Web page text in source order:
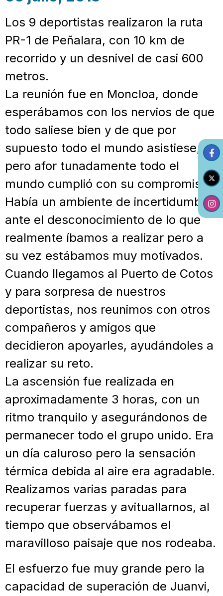
Los 9 deportistas realizaron la ruta
PR-1 de Peñalara, con 10 km de
recorrido y un desnivel de casi 600
metros.
La reunión fue en Moncloa, donde
esperábamos con los nervios de que
todo saliese bien y de que por
supuesto todo el mundo asistiese,
pero afor tunadamente todo el
mundo cumplió con su compromiso.
Había un ambiente de incertidumbre
ante el desconocimiento de lo que
realmente íbamos a realizar pero a
su vez estábamos muy motivados.
Cuando llegamos al Puerto de Cotos
y para sorpresa de nuestros
deportistas, nos reunimos con otros
compañeros y amigos que
decidieron apoyarles, ayudándoles a
realizar su reto.
La ascensión fue realizada en
aproximadamente 3 horas, con un
ritmo tranquilo y asegurándonos de
permanecer todo el grupo unido. Era
un día caluroso pero la sensación
térmica debida al aire era agradable.
Realizamos varias paradas para
recuperar fuerzas y avituallarnos, al
tiempo que observábamos el
maravilloso paisaje que nos rodeaba.
El esfuerzo fue muy grande pero la
capacidad de superación de Juanvi,